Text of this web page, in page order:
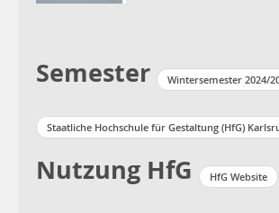
Semester Wintersemester 2024/
Staatliche Hochschule für Gestaltung (HfG)
Nutzung HfG
HfG Website